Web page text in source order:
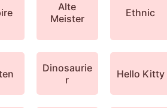
Alte
Meister
Ethnic
Dinosaurie
r
Hello Kitty